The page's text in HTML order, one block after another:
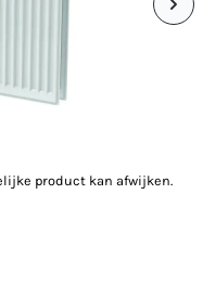
product kan afwijken.